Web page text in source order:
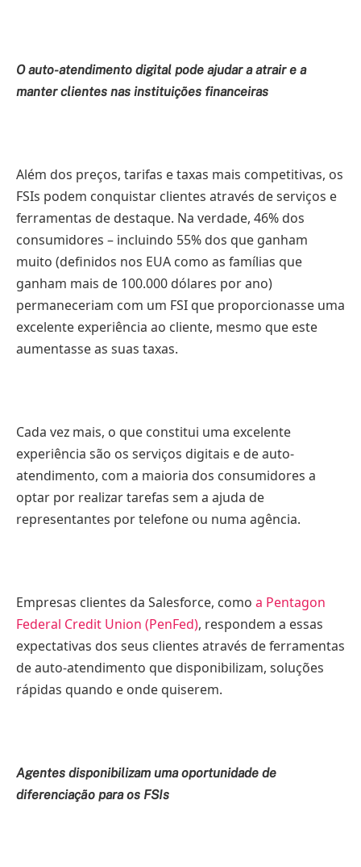
O auto-atendimento digital pode ajudar a atrair e a
manter clientes nas instituições financeiras
Além dos preços, tarifas e taxas mais competitivas, os
FSIs podem conquistar clientes através de serviços e
ferramentas de destaque. Na verdade, 46% dos
consumidores – incluindo 55% dos que ganham
muito (definidos nos EUA como as famílias que
ganham mais de 100.000 dólares por ano)
permaneceriam com um FSI que proporcionasse uma
excelente experiência ao cliente, mesmo que este
aumentasse as suas taxas.
Cada vez mais, o que constitui uma excelente
experiência são os serviços digitais e de auto-
atendimento, com a maioria dos consumidores a
optar por realizar tarefas sem a ajuda de
representantes por telefone ou numa agência.
Empresas clientes da Salesforce, como a Pentagon
Federal Credit Union (PenFed), respondem a essas
expectativas dos seus clientes através de ferramentas
de auto-atendimento que disponibilizam, soluções
rápidas quando e onde quiserem.
Agentes disponibilizam uma oportunidade de
diferenciação para os FSIs